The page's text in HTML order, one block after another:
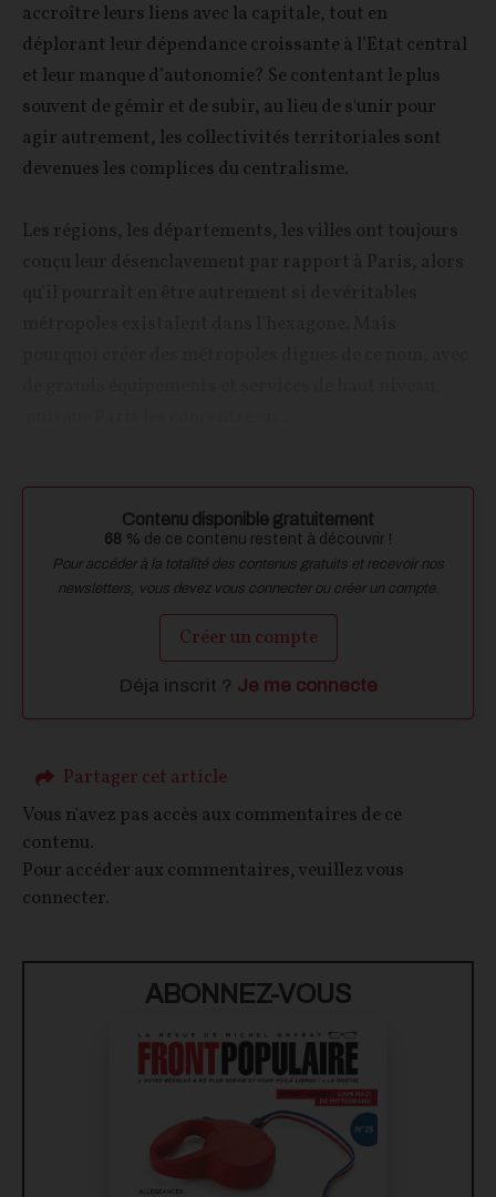
accroître leurs liens avec la capitale, tout en
déplorant leur dépendance croissante à l’Etat central
et leur manque d’autonomie? Se contentant le plus
souvent de gémir et de subir, au lieu de s'unir pour
agir autrement, les collectivités territoriales sont
devenues les complices du centralisme.
Les régions, les départements, les villes ont toujours
Contenu disponible gratuitement
68 % de ce contenu restent à découvrir !
Pour accéder à la totalité des contenus gratuits et recevoir nos
newsletters, vous devez vous connecter ou créer un compte.
Créer un compte
Déja inscrit ? Je me connecte
Partager cet article
Vous n'avez pas accès aux commentaires de ce
contenu.
Pour accéder aux commentaires, veuillez vous
connecter.
ABONNEZ-VOUS